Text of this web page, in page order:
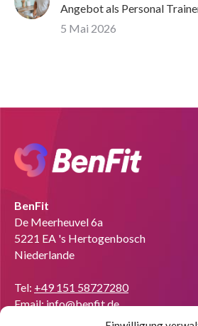
Angebot als Personal
5 Mai 2026
BenFit
De Meerheuvel 6a
5221 EA 's Hertogenbosch
Niederlande
Tel: +49 151 58727280
Email:info@benfit.de